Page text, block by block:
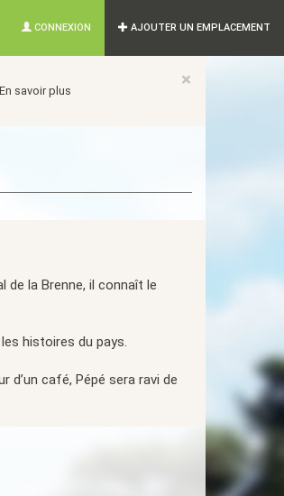
CONNEXION AJOUTER UN EMPLACEMENT
×
En savoir plus
de la Brenne, il connaît le
histoires du pays.
d’un café, Pépé sera ravi de